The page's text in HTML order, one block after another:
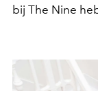
bij The Nine